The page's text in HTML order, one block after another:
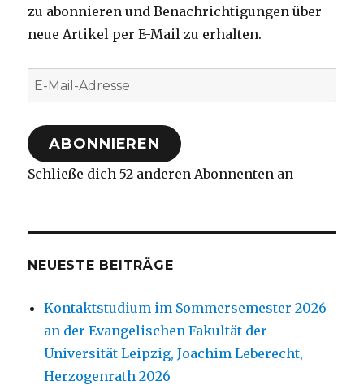
zu abonnieren und Benachrichtigungen über
neue Artikel per E-Mail zu erhalten.
E-
Mail-
Adresse
ABONNIEREN
Schließe dich 52 anderen Abonnenten an
NEUESTE BEITRÄGE
Kontaktstudium im Sommersemester 2026
an der Evangelischen Fakultät der
Universität Leipzig, Joachim Leberecht,
Herzogenrath 2026